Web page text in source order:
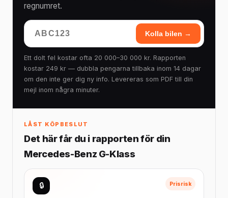
regnumret.
Kolla bilen →
Ett dolt fel kostar ofta 20 000–30 000 kr. Rapporten
kostar 249 kr — dubbla pengarna tillbaka inom 14 dagar
om den inte ger dig ny info. Levereras som PDF till din
mejl inom några minuter.
LÅST KÖPBESLUT
Det här får du i rapporten för din
Mercedes-Benz G-Klass
🔒 Prisrisk